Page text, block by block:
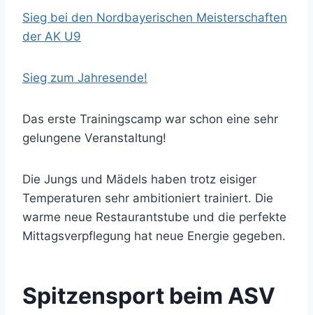
Sieg bei den Nordbayerischen Meisterschaften
der AK U9
Sieg zum Jahresende!
Das erste Trainingscamp war schon eine sehr
gelungene Veranstaltung!
Die Jungs und Mädels haben trotz eisiger
Temperaturen sehr ambitioniert trainiert. Die
warme neue Restaurantstube und die perfekte
Mittagsverpflegung hat neue Energie gegeben.
Spitzensport beim ASV